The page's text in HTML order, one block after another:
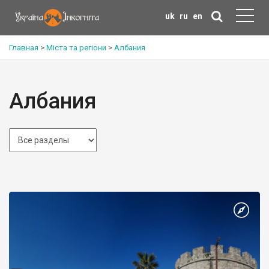
uk ru en
Главная > Міста та регіони > Албания
Албания